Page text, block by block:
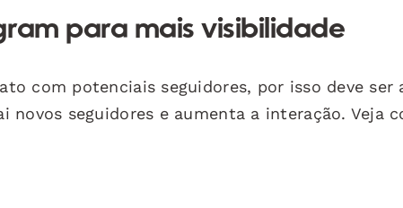
para mais visibilidade
com potenciais seguidores, por isso deve ser
seguidores e aumenta a interação. Veja